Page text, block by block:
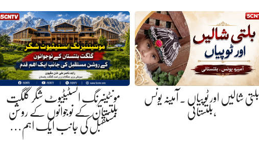
بلتی شالیں اور ٹوپیاں . آمینہ یونس
،بلتستانی
مونٹینیرنگ انسٹیٹیوٹ شگر گلگت
بلتستان کے نوجوانوں کے روشن
مستقبل کی جانب ایک اہم…